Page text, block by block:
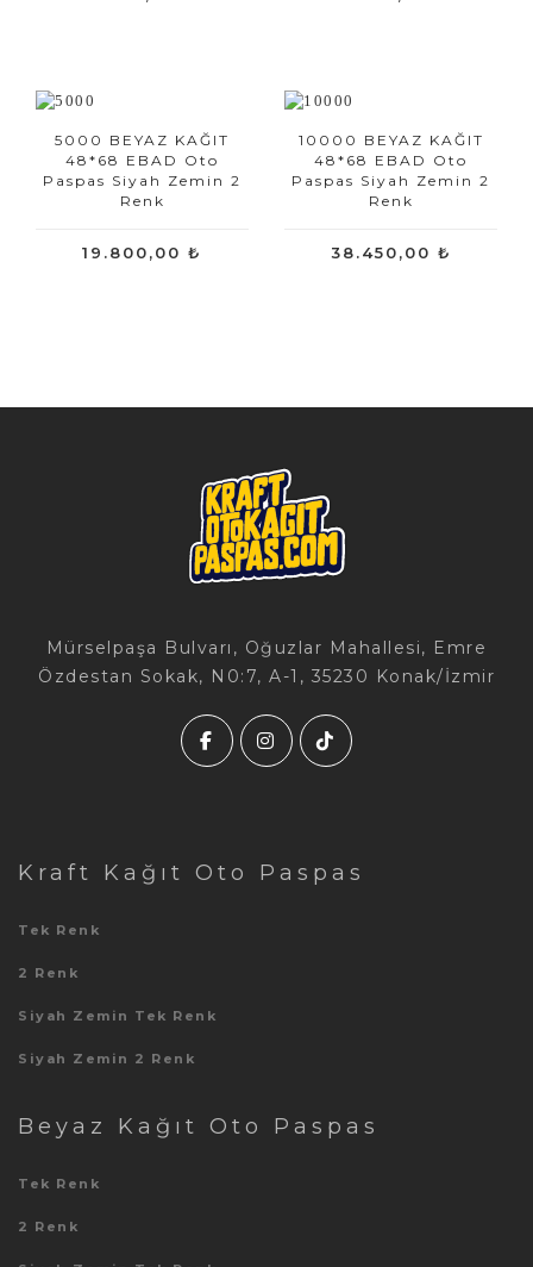
5000 BEYAZ KAĞIT
48*68 EBAD Oto
Paspas Siyah Zemin 2
Renk
19.800,00 ₺
10000 BEYAZ KAĞIT
48*68 EBAD Oto
Paspas Siyah Zemin 2
Renk
38.450,00 ₺
Mürselpaşa Bulvarı, Oğuzlar Mahallesi, Emre
Özdestan Sokak, N0:7, A-1, 35230 Konak/İzmir
Kraft Kağıt Oto Paspas
Tek Renk
2 Renk
Siyah Zemin Tek Renk
Siyah Zemin 2 Renk
Beyaz Kağıt Oto Paspas
Tek Renk
2 Renk